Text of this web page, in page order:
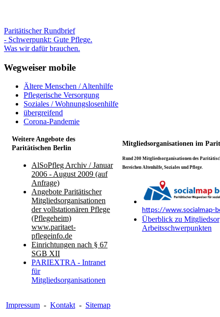
Paritätischer Rundbrief
- Schwerpunkt: Gute Pflege.
Was wir dafür brauchen.
Wegweiser mobile
Ältere Menschen / Altenhilfe
Pflegerische Versorgung
Soziales / Wohnungslosenhilfe
übergreifend
Corona-Pandemie
Weitere Angebote des
Paritätischen Berlin
Mitgliedsorganisationen im
AlSoPfleg Archiv / Januar
2006 - August 2009 (auf
Anfrage)
Angebote Paritätischer
Mitgliedsorganisationen
der vollstationären Pflege
(Pflegeheim)
www.paritaet-
pflegeinfo.de
Einrichtungen nach § 67
SGB XII
PARIEXTRA - Intranet
für
Mitgliedsorganisationen
Rund 200 Mitgliedsorganisationen des
Bereichen Altenhilfe, Soziales und Pflege.
https://www.socialmap-
Überblick zu
Arbeitsschwerpunkten
Impressum - Kontakt - Sitemap